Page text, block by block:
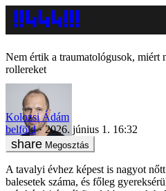
Nem értik a traumatológusok, miért
rollereket
Kolozsi Ádám
belföld
2026. június 1. 16:32
Megosztás
A tavalyi évhez képest is nagyot
balesetek száma, és főleg